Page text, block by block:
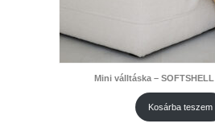
Mini válltáska –
Kosárba teszem